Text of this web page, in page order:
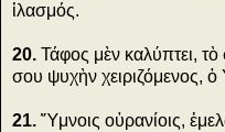
ἱλασμός.
20. Τάφος μὲν καλύπτει,
σου ψυχὴν χειριζόμενος,
21. Ὕμνοις οὐρανίοις,